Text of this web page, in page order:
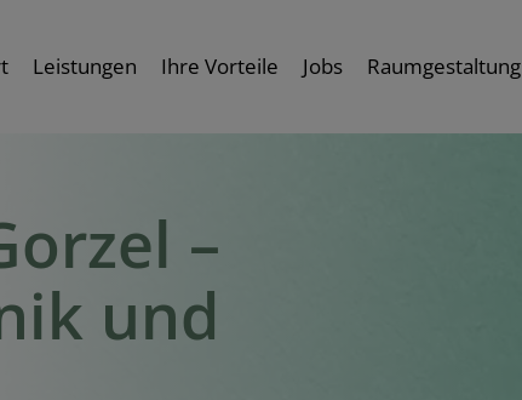
Leistungen Ihre Vorteile Jobs Raumgestaltung
–
und